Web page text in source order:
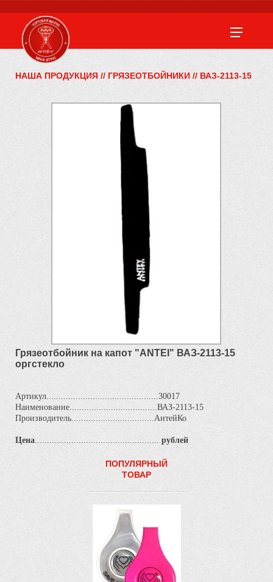
НАША ПРОДУКЦИЯ // ГРЯЗЕОТБОЙНИКИ // ВАЗ-2113-15
Грязеотбойник на капот "ANTEI" ВАЗ-2113-15
оргстекло
Артикул..............................................30017
Наименование....................................ВАЗ-2113-15
Производитель..................................АнтейКо
Цена рублей
ПОПУЛЯРНЫЙ
ТОВАР